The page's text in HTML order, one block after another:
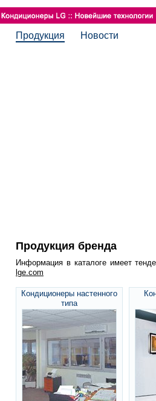
Продукция Новости
Продукция бренда
Информация в каталоге имеет
lge.com
Кондиционеры настенного
типа